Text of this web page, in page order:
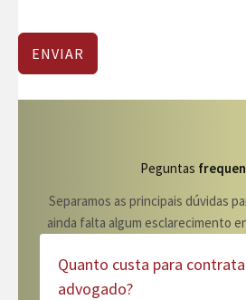
ENVIAR
Peguntas
Separamos as principais dúvidas
ainda falta algum esclarecimento
Quanto custa para
advogado?